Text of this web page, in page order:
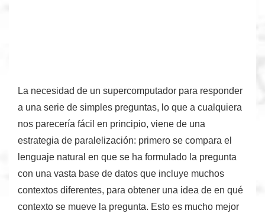
La necesidad de un supercomputador para responder
a una serie de simples preguntas, lo que a cualquiera
nos parecería fácil en principio, viene de una
estrategia de paralelización: primero se compara el
lenguaje natural en que se ha formulado la pregunta
con una vasta base de datos que incluye muchos
contextos diferentes, para obtener una idea de en qué
contexto se mueve la pregunta. Esto es mucho mejor